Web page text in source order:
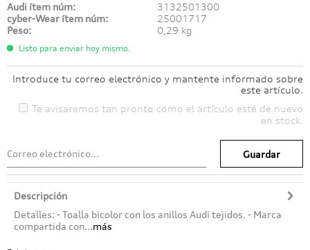
Audi ítem núm:
3132501300
cyber-Wear ítem núm:
25001717
Peso:
0,29 kg
Listo para enviar hoy mismo.
Introduce tu correo electrónico y mantente informado sobre
este artículo.
Te avisaremos tan pronto como el artículo esté de nuevo
en stock.
Guardar
Descripción
Detalles: - Toalla bicolor con los anillos Audi tejidos. - Marca
compartida con...más